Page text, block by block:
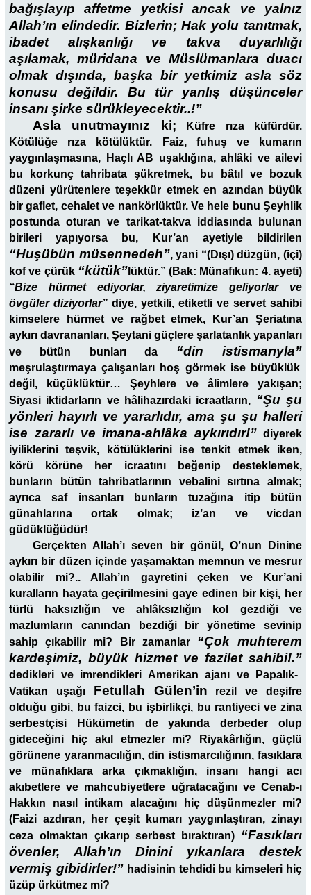
bağışlayıp affetme yetkisi ancak ve yalnız
Allah’ın elindedir. Bizlerin; Hak yolu tanıtmak,
ibadet alışkanlığı ve takva duyarlılığı
aşılamak, müridana ve Müslümanlara duacı
olmak dışında, başka bir yetkimiz asla söz
konusu değildir. Bu tür yanlış düşünceler
insanı şirke sürükleyecektir..!”
Asla unutmayınız ki; Küfre rıza küfürdür.
Kötülüğe rıza kötülüktür. Faiz, fuhuş ve kumarın
yaygınlaşmasına, Haçlı AB uşaklığına, ahlâki ve ailevi
bu korkunç tahribata şükretmek, bu bâtıl ve bozuk
düzeni yürütenlere teşekkür etmek en azından büyük
bir gaflet, cehalet ve nankörlüktür. Ve hele bunu Şeyhlik
postunda oturan ve tarikat-takva iddiasında bulunan
birileri yapıyorsa bu, Kur’an ayetiyle bildirilen
“Huşübün müsennedeh”, yani “(Dışı) düzgün, (içi)
kof ve çürük “kütük”lüktür.” (Bak: Münafıkun: 4. ayeti)
“Bize hürmet ediyorlar, ziyaretimize geliyorlar ve
övgüler diziyorlar” diye, yetkili, etiketli ve servet sahibi
kimselere hürmet ve rağbet etmek, Kur’an Şeriatına
aykırı davrananları, Şeytani güçlere şarlatanlık yapanları
ve bütün bunları da “din istismarıyla”
meşrulaştırmaya çalışanları hoş görmek ise büyüklük
değil, küçüklüktür… Şeyhlere ve âlimlere yakışan;
Siyasi iktidarların ve hâlihazırdaki icraatların, “Şu şu
yönleri hayırlı ve yararlıdır, ama şu şu halleri
ise zararlı ve imana-ahlâka aykırıdır!” diyerek
iyiliklerini teşvik, kötülüklerini ise tenkit etmek iken,
körü körüne her icraatını beğenip desteklemek,
bunların bütün tahribatlarının vebalini sırtına almak;
ayrıca saf insanları bunların tuzağına itip bütün
günahlarına ortak olmak; iz’an ve vicdan
güdüklüğüdür!
Gerçekten Allah’ı seven bir gönül, O’nun Dinine
aykırı bir düzen içinde yaşamaktan memnun ve mesrur
olabilir mi?..
Allah’ın gayretini çeken ve Kur’ani
kuralların hayata geçirilmesini gaye edinen bir kişi, her
türlü haksızlığın ve ahlâksızlığın kol gezdiği ve
mazlumların canından bezdiği bir yönetime sevinip
sahip çıkabilir mi? Bir zamanlar “Çok muhterem
kardeşimiz, büyük hizmet ve fazilet sahibi!.”
dedikleri ve imrendikleri Amerikan ajanı ve Papalık-
Vatikan uşağı Fetullah Gülen’in rezil ve deşifre
olduğu gibi, bu faizci, bu işbirlikçi, bu rantiyeci ve zina
serbestçisi Hükümetin de yakında derbeder olup
gideceğini hiç akıl etmezler mi? Riyakârlığın, güçlü
görünene yaranmacılığın, din istismarcılığının, fasıklara
ve münafıklara arka çıkmaklığın, insanı hangi acı
akıbetlere ve mahcubiyetlere uğratacağını ve Cenab-ı
Hakkın nasıl intikam alacağını hiç düşünmezler mi?
(Faizi azdıran, her çeşit kumarı yaygınlaştıran, zinayı
ceza olmaktan çıkarıp serbest bıraktıran) “Fasıkları
övenler, Allah’ın Dinini yıkanlara destek
vermiş gibidirler!”hadisinin tehdidi bu kimseleri hiç
üzüp ürkütmez mi?